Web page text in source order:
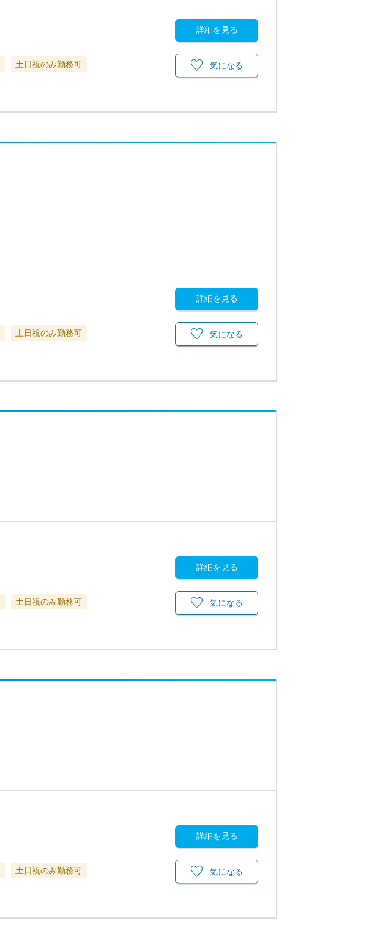
土日祝のみ勤務可
詳細を見る
気になる
土日祝のみ勤務可
詳細を見る
気になる
土日祝のみ勤務可
詳細を見る
気になる
土日祝のみ勤務可
詳細を見る
気になる